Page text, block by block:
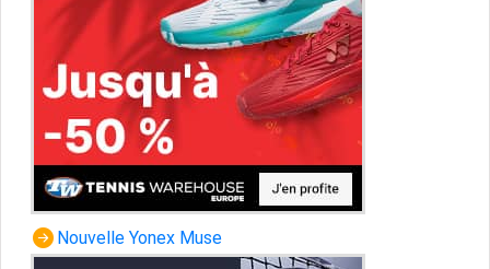
Nouvelle Yonex Muse